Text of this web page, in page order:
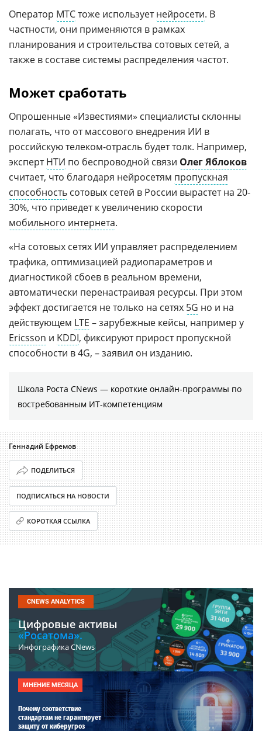
Оператор МТСтоже используетнейросети. В
частности, они применяются в рамках
планирования и строительства сотовых сетей, а
также в составе системы распределения частот.
Может сработать
Опрошенные «Известиями» специалисты склонны
полагать, что от массового внедрения ИИ в
российскую телеком-отрасль будет толк. Например,
экспертНТИ по беспроводной связи Олег Яблоков
считает, что благодаря нейросетям пропускная
способность сотовых сетей в России вырастет на 20-
30%, что приведет к увеличению скорости
мобильного интернета.
«На сотовых сетях ИИ управляет распределением
трафика, оптимизацией радиопараметров и
диагностикой сбоев в реальном времени,
автоматически перенастраивая ресурсы. При этом
эффект достигается не только на сетях 5G но и на
действующем LTE – зарубежные кейсы, например у
Ericsson и KDDI, фиксируют прирост пропускной
способности в 4G, – заявил он изданию.
Школа Роста CNews — короткие онлайн-программы по
востребованным ИТ-компетенциям
Геннадий Ефремов
ПОДЕЛИТЬСЯ
ПОДПИСАТЬСЯ НА НОВОСТИ
КОРОТКАЯ ССЫЛКА
CNEWS ANALYTICS
Цифровые активы
«Росатома».
Инфографика CNews
МНЕНИЕ МЕСЯЦА
Почему соответствие
стандартам не гарантирует
защиту от киберугроз